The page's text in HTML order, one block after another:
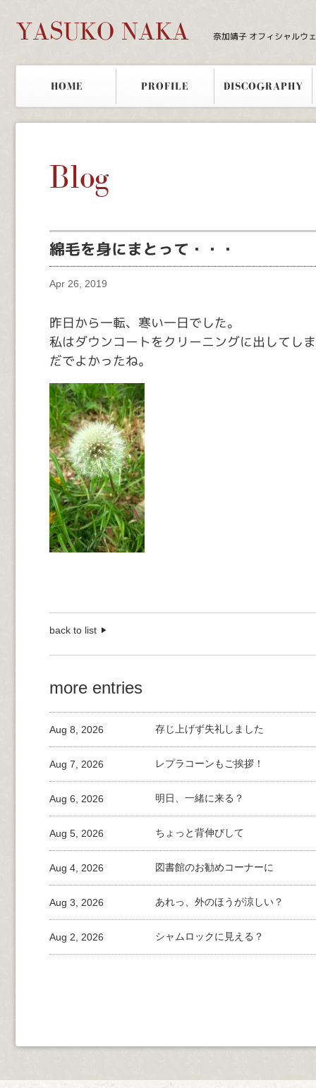
YASUKO NAKA 奈加靖子 オフィシャルウ
HOME PROFILE DISCOGRAPHY
Blog
綿毛を身にまとって・・・
Apr 26, 2019
昨日から一転、寒い一日でした。
私はダウンコートをクリーニングに出してし
だでよかったね。
back to list
more entries
存じ上げず失礼しました
Aug 8, 2026
レプラコーンもご挨拶！
Aug 7, 2026
明日、一緒に来る？
Aug 6, 2026
ちょっと背伸びして
Aug 5, 2026
図書館のお勧めコーナーに
Aug 4, 2026
あれっ、外のほうが涼しい？
Aug 3, 2026
シャムロックに見える？
Aug 2, 2026